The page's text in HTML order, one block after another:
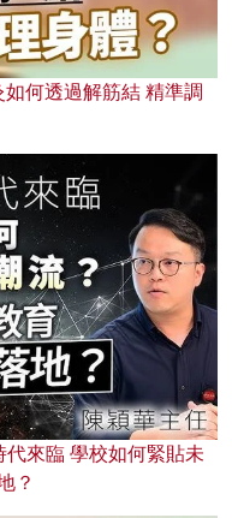
何透過解筋結 精準調
來臨 學校如何緊貼未
？